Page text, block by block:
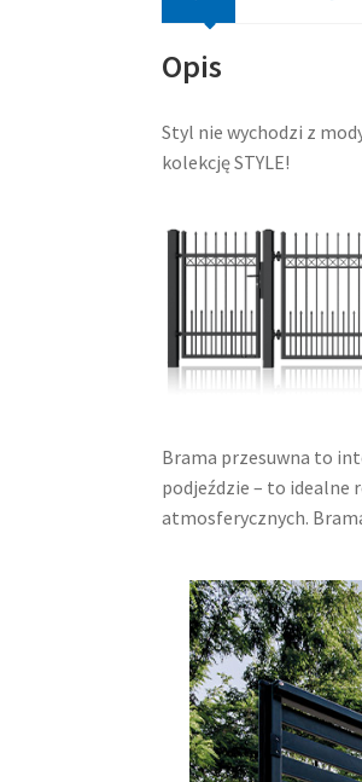
Opis
Styl nie wychodzi z
kolekcję STYLE!
Brama przesuwna to
podjeździe – to idealne
atmosferycznych.